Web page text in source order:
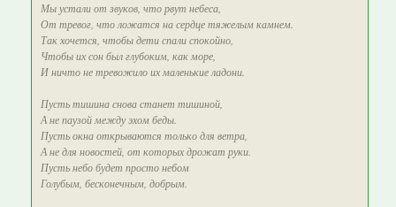
Мы устали от звуков, что рвут небеса,
От тревог, что ложатся на сердце тяжелым камнем.
Так хочется, чтобы дети спали спокойно,
Чтобы их сон был глубоким, как море,
И ничто не тревожило их маленькие ладони.
Пусть тишина снова станет тишиной,
А не паузой между эхом беды.
Пусть окна открываются только для ветра,
А не для новостей, от которых дрожат руки.
Пусть небо будет просто небом
Голубым, бесконечным, добрым.